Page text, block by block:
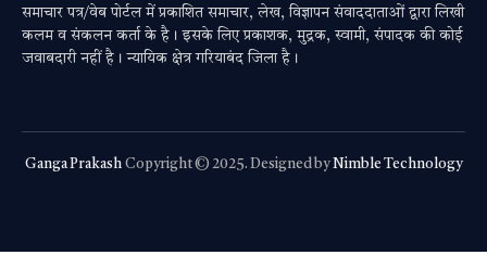
समाचार पत्र/वेब पोर्टल में प्रकाशित समाचार, लेख, विज्ञापन संवाददाताओं द्वारा लिखी
कलम व संकलन कर्ता के है। इसके लिए प्रकाशक, मुद्रक, स्वामी, संपादक की कोई
जवाबदारी नहीं है। न्यायिक क्षेत्र गरियाबंद जिला है।
Ganga Prakash Copyright © 2025. Designed byNimble Technology